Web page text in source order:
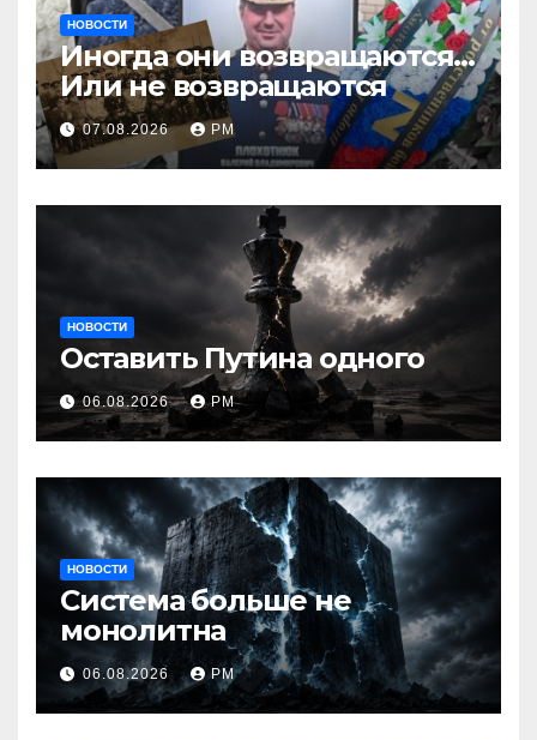
НОВОСТИ
Иногда они возвращаются…
Или не возвращаются
07.08.2026 РМ
НОВОСТИ
Оставить Путина одного
06.08.2026 РМ
НОВОСТИ
Система больше не
монолитна
06.08.2026 РМ